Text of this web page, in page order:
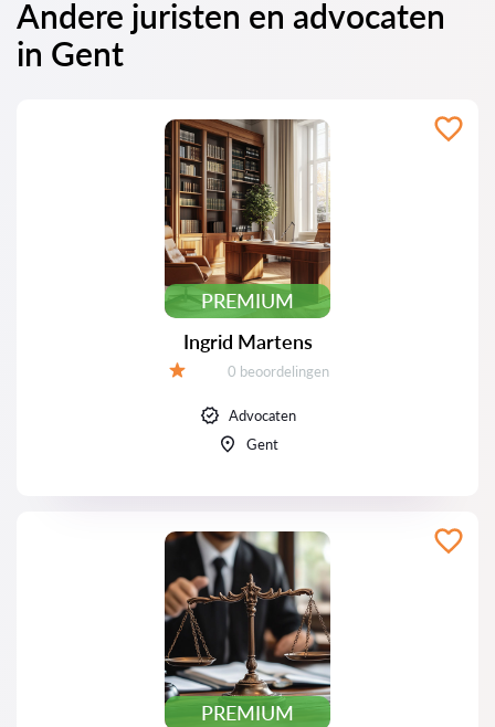
Andere juristen en advocaten
in Gent
PREMIUM
Ingrid Martens
Beoordelingen:
0 beoordelingen
Advocaten
Gent
PREMIUM